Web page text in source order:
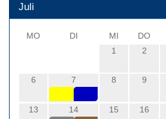
Juli
MO DI MI DO
1
2
6 7 8 9
13 14 15 16